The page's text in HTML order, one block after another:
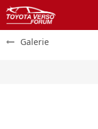
Galerie